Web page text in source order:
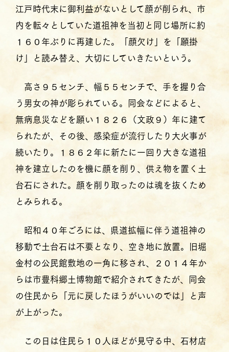
江戸時代末に御利益がないとして顔が削られ、市
内を転々としていた道祖神を当初と同じ場所に約
１６０年ぶりに再建した。「顔欠け」を「願掛
け」と読み替え、大切にしていきたいという。
高さ９５センチ、幅５５センチで、手を握り合
う男女の神が彫られている。同会などによると、
無病息災などを願い１８２６（文政９）年に建て
られたが、その後、感染症が流行したり大火事が
続いたり。１８６２年に新たに一回り大きな道祖
神を建立したのを機に顔を削り、供え物を置く土
台石にされた。顔を削り取ったのは魂を抜くため
とみられる。
昭和４０年ごろには、県道拡幅に伴う道祖神の
移動で土台石は不要となり、空き地に放置。旧堀
金村の公民館敷地の一角に移され、２０１４年か
らは市豊科郷土博物館で紹介されてきたが、同会
の住民から「元に戻したほうがいいのでは」と声
が上がった。
この日は住民ら１０人ほどが見守る中、石材店